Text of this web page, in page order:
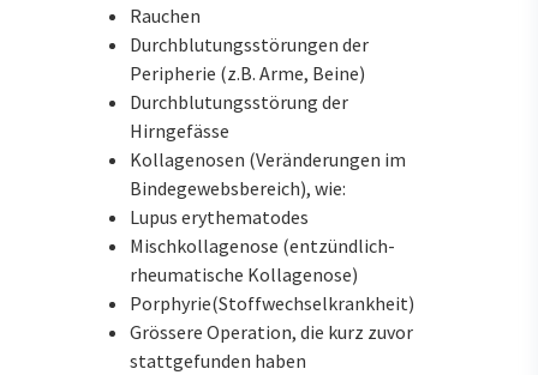
Rauchen
Durchblutungsstörungen der
Peripherie (z.B. Arme, Beine)
Durchblutungsstörung der
Hirngefässe
Kollagenosen (Veränderungen im
Bindegewebsbereich), wie:
Lupus erythematodes
Mischkollagenose (entzündlich-
rheumatische Kollagenose)
Porphyrie(Stoffwechselkrankheit)
Grössere Operation, die kurz zuvor
stattgefunden haben